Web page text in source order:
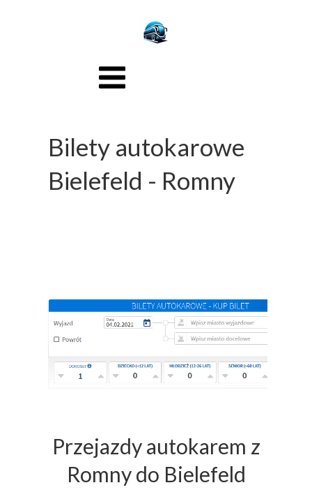
Przejazdy autokarem z
Romny do Bielefeld
Bilety autokarowe
Bielefeld - Romny